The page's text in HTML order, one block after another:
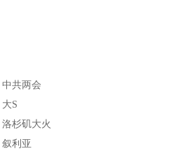
中共两会
大S
洛杉矶大火
叙利亚